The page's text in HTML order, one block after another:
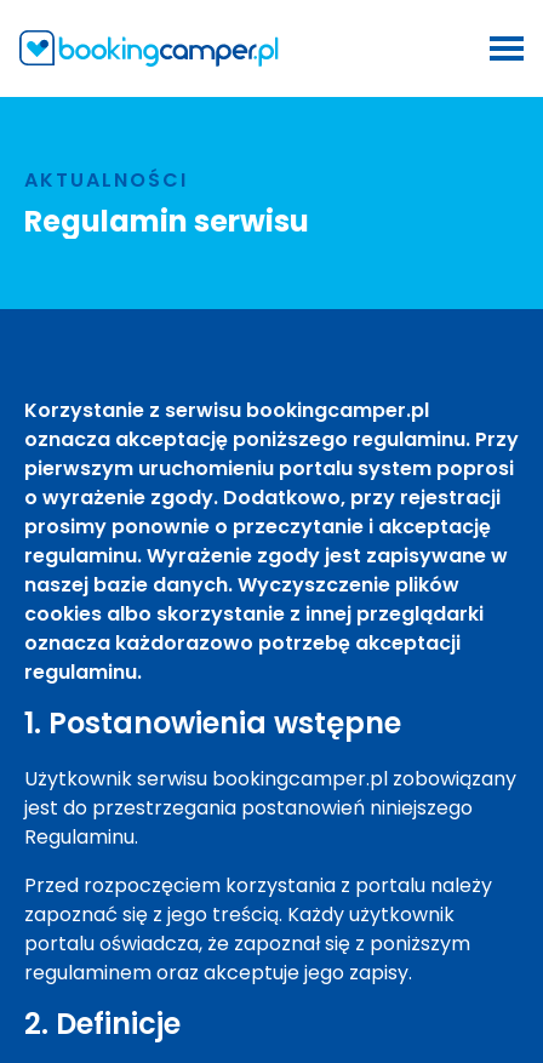
AKTUALNOŚCI
Regulamin serwisu
Korzystanie z serwisu bookingcamper.pl
oznacza akceptację poniższego regulaminu. Przy
pierwszym uruchomieniu portalu system poprosi
o wyrażenie zgody. Dodatkowo, przy rejestracji
prosimy ponownie o przeczytanie i akceptację
regulaminu. Wyrażenie zgody jest zapisywane w
naszej bazie danych. Wyczyszczenie plików
cookies albo skorzystanie z innej przeglądarki
oznacza każdorazowo potrzebę akceptacji
regulaminu.
1. Postanowienia wstępne
Użytkownik serwisu bookingcamper.pl zobowiązany
jest do przestrzegania postanowień niniejszego
Regulaminu.
Przed rozpoczęciem korzystania z portalu należy
zapoznać się z jego treścią. Każdy użytkownik
portalu oświadcza, że zapoznał się z poniższym
regulaminem oraz akceptuje jego zapisy.
2. Definicje